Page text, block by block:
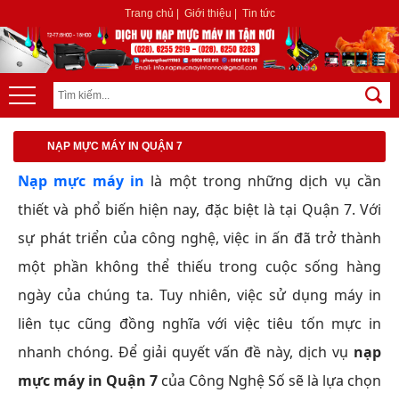
Trang chủ Giới thiệu Tin tức
NẠP MỰC MÁY IN QUẬN 7
Nạp mực máy in là một trong những dịch vụ cần
thiết và phổ biến hiện nay, đặc biệt là tại Quận 7. Với
sự phát triển của công nghệ, việc in ấn đã trở thành
một phần không thể thiếu trong cuộc sống hàng
ngày của chúng ta. Tuy nhiên, việc sử dụng máy in
liên tục cũng đồng nghĩa với việc tiêu tốn mực in
nhanh chóng. Để giải quyết vấn đề này, dịch vụ nạp
mực máy in Quận 7 của Công Nghệ Số sẽ là lựa chọn